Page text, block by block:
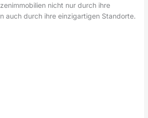
nicht nur durch ihre
auch durch ihre einzigartigen Standorte.